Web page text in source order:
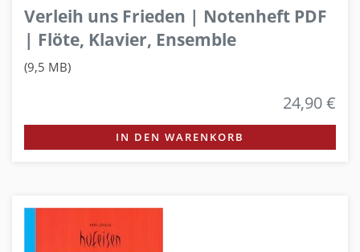
Verleih uns Frieden | Notenheft PDF
| Flöte, Klavier, Ensemble
(9,5 MB)
24,90 €
IN DEN WARENKORB